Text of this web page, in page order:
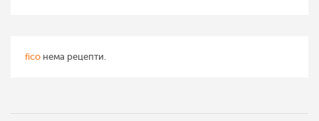
fico нема рецепти.